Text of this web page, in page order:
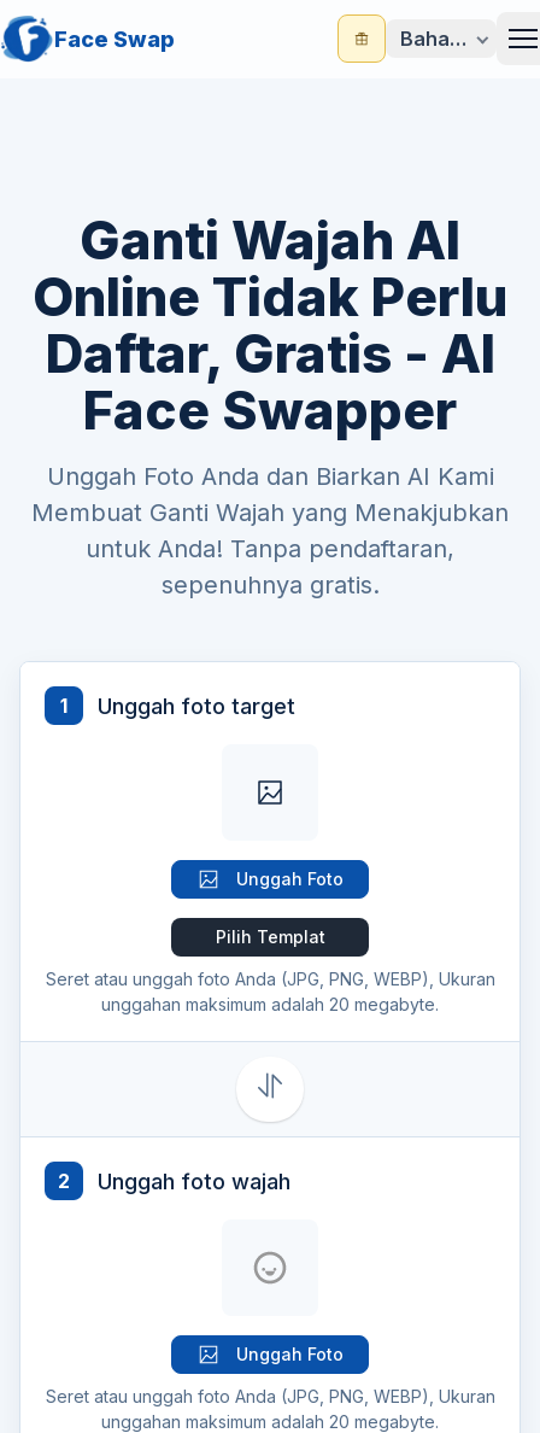
Face Swap Bahasa
Ganti Wajah AI
Online Tidak Perlu
Daftar, Gratis - AI
Face Swapper
Unggah Foto Anda dan Biarkan AI Kami
Membuat Ganti Wajah yang Menakjubkan
untuk Anda! Tanpa pendaftaran,
sepenuhnya gratis.
1 Unggah foto target
Unggah Foto
Pilih Templat
Seret atau unggah foto Anda (JPG, PNG, WEBP), Ukuran
unggahan maksimum adalah 20 megabyte.
2 Unggah foto wajah
Unggah Foto
Seret atau unggah foto Anda (JPG, PNG, WEBP), Ukuran
unggahan maksimum adalah 20 megabyte.